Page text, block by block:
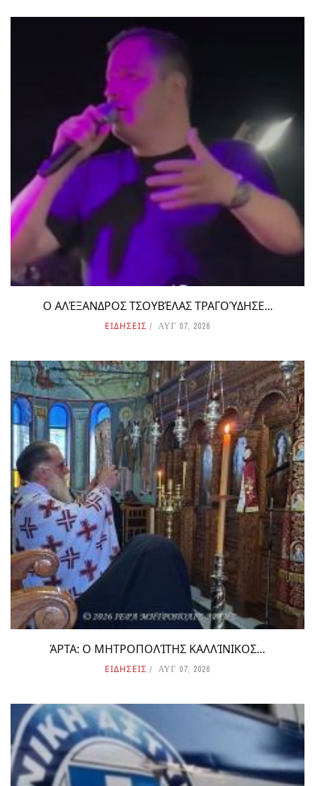
Ο ΑΛΈΞΑΝΔΡΟΣ ΤΣΟΥΒΈΛΑΣ ΤΡΑΓΟΎΔΗΣΕ...
ΕΙΔΗΣΕΙΣ ΑΥΓ 07, 2026
ΆΡΤΑ: Ο ΜΗΤΡΟΠΟΛΊΤΗΣ ΚΑΛΛΊΝΙΚΟΣ...
ΕΙΔΗΣΕΙΣ ΑΥΓ 07, 2026